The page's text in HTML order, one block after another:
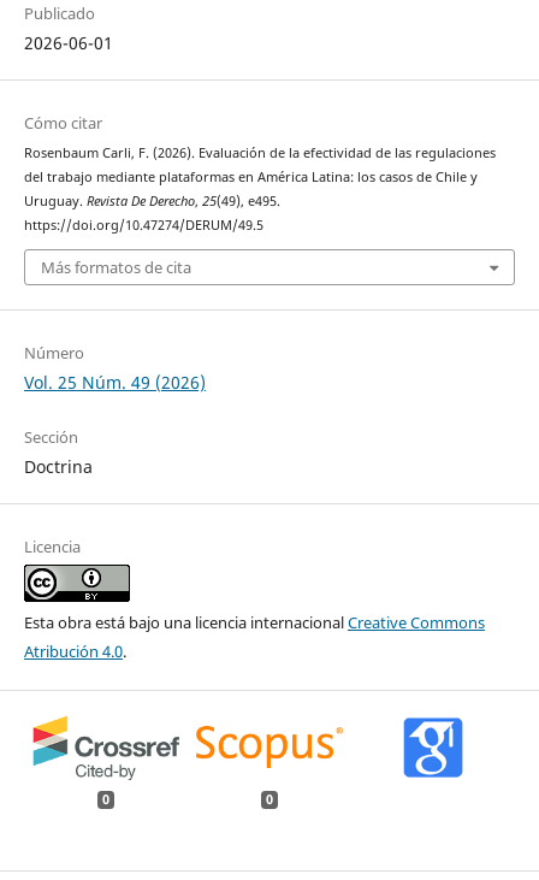
Publicado
2026-06-01
Cómo citar
Rosenbaum Carli, F. (2026). Evaluación de la efectividad de las regulaciones
del trabajo mediante plataformas en América Latina: los casos de Chile y
Uruguay. Revista De Derecho, 25(49), e495.
https://doi.org/10.47274/DERUM/49.5
Más formatos de cita
Número
Vol. 25 Núm. 49 (2026)
Sección
Doctrina
Licencia
Esta obra está bajo una licencia internacionalCreative Commons
Atribución 4.0.
0 0